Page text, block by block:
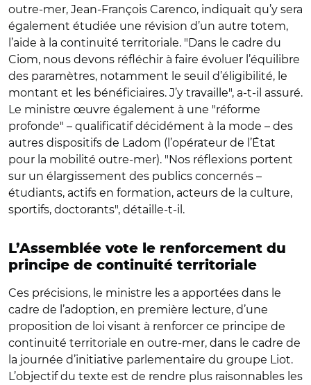
outre-mer, Jean-François Carenco, indiquait qu’y sera
également étudiée une révision d’un autre totem,
l’aide à la continuité territoriale. "Dans le cadre du
Ciom, nous devons réfléchir à faire évoluer l’équilibre
des paramètres, notamment le seuil d’éligibilité, le
montant et les bénéficiaires. J’y travaille", a-t-il assuré.
Le ministre œuvre également à une "réforme
profonde" – qualificatif décidément à la mode – des
autres dispositifs de Ladom (l’opérateur de l’État
pour la mobilité outre-mer). "Nos réflexions portent
sur un élargissement des publics concernés –
étudiants, actifs en formation, acteurs de la culture,
sportifs, doctorants", détaille-t-il.
L’Assemblée vote le renforcement du
principe de continuité territoriale
Ces précisions, le ministre les a apportées dans le
cadre de l’adoption, en première lecture, d’une
proposition de loi visant à renforcer ce principe de
continuité territoriale en outre-mer, dans le cadre de
la journée d’initiative parlementaire du groupe Liot.
L’objectif du texte est de rendre plus raisonnables les